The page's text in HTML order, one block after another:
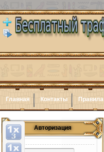
Главная Контакты Правила
Авторизация